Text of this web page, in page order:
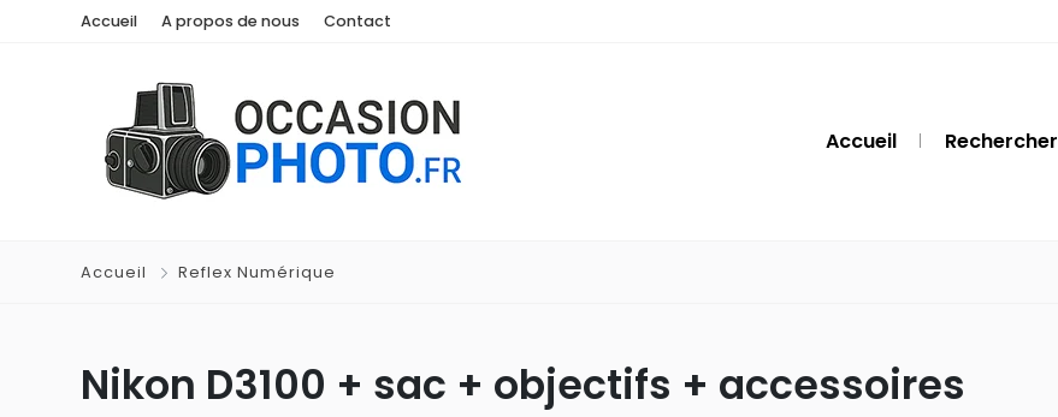
Accueil A propos de nous Contact
Accueil Rechercher
Accueil Reflex Numérique
Nikon D3100 + sac + objectifs + accessoires